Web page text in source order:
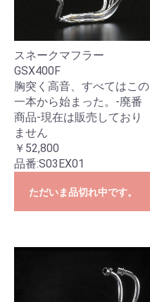
スネークマフラー
GSX400F
胸突く高音、すべてはこの
一本から始まった。-廃番
商品-現在は販売しており
ません
￥52,800
品番:S03EX01
ただいま品切れ中です。